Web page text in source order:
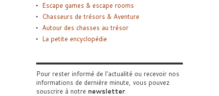
Escape games & escape rooms
Chasseurs de trésors & Aventure
Autour des chasses au trésor
La petite encyclopédie
Pour rester informé de l'actualité ou recevoir nos
informations de dernière minute, vous pouvez
souscrire à notre newsletter.